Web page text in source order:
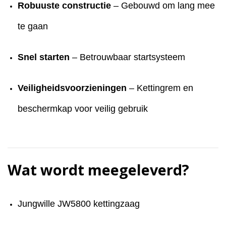
Robuuste constructie – Gebouwd om lang mee
te gaan
Snel starten – Betrouwbaar startsysteem
Veiligheidsvoorzieningen – Kettingrem en
beschermkap voor veilig gebruik
Wat wordt meegeleverd?
Jungwille JW5800 kettingzaag